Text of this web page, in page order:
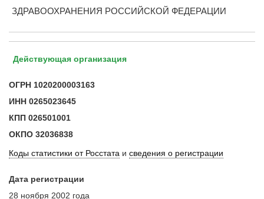
ЗДРАВООХРАНЕНИЯ РОССИЙСКОЙ ФЕДЕРАЦИИ
Действующая организация
ОГРН 1020200003163
ИНН 0265023645
КПП 026501001
ОКПО 32036838
Коды статистики от Росстата и сведения о регистрации
Дата регистрации
28 ноября 2002 года